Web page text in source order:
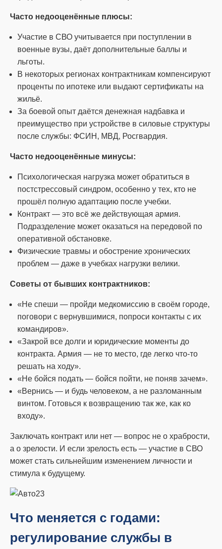
Часто недооценённые плюсы:
Участие в СВО учитывается при поступлении в
военные вузы, даёт дополнительные баллы и
льготы.
В некоторых регионах контрактникам компенсируют
проценты по ипотеке или выдают сертификаты на
жильё.
За боевой опыт даётся денежная надбавка и
преимущество при устройстве в силовые структуры
после службы: ФСИН, МВД, Росгвардия.
Часто недооценённые минусы:
Психологическая нагрузка может обратиться в
постстрессовый синдром, особенно у тех, кто не
прошёл полную адаптацию после учебки.
Контракт — это всё же действующая армия.
Подразделение может оказаться на передовой по
оперативной обстановке.
Физические травмы и обострение хронических
проблем — даже в учебках нагрузки велики.
Советы от бывших контрактников:
«Не спеши — пройди медкомиссию в своём городе,
поговори с вернувшимися, попроси контакты с их
командиров».
«Закрой все долги и юридические моменты до
контракта. Армия — не то место, где легко что-то
решать на ходу».
«Не бойся подать — бойся пойти, не поняв зачем».
«Вернись — и будь человеком, а не разломанным
винтом. Готовься к возвращению так же, как ко
входу».
Заключать контракт или нет — вопрос не о храбрости,
а о зрелости. И если зрелость есть — участие в СВО
может стать сильнейшим изменением личности и
стимула к будущему.
Что меняется с годами:
регулирование службы в